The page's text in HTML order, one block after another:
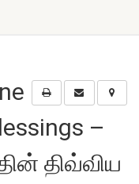
–
திவ்விய